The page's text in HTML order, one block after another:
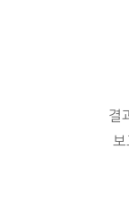
결
보